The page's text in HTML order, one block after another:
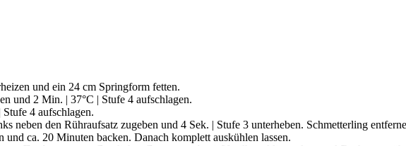
und ein 24 cm Springform fetten.
und 2 Min. | 37°C | Stufe 4 aufschlagen.
4 aufschlagen.
neben den Rühraufsatz zugeben und 4 Sek. | Stufe 3 unterheben. Schmetterling
ca. 20 Minuten backen. Danach komplett auskühlen lassen.